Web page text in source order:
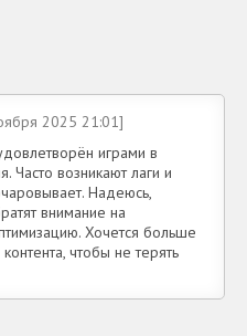
2025 21:01]
играми в
Часто возникают лаги и
Надеюсь,
внимание на
Хочется больше
чтобы не терять